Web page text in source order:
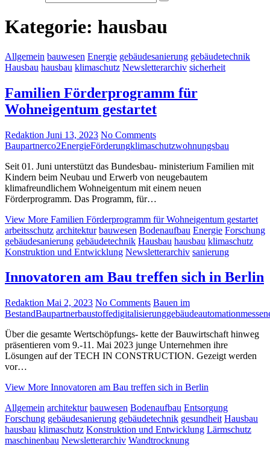
Kategorie: hausbau
Allgemein bauwesen Energie gebäudesanierung gebäudetechnik
Hausbau hausbau klimaschutz Newsletterarchiv sicherheit
Familien Förderprogramm für
Wohneigentum gestartet
Redaktion Juni 13, 2023 No Comments
Baupartnerco2EnergieFörderungklimaschutzwohnungsbau
Seit 01. Juni unterstützt das Bundesbau- ministerium Familien mit
Kindern beim Neubau und Erwerb von neugebautem
klimafreundlichem Wohneigentum mit einem neuen
Förderprogramm. Das Programm, für…
View More Familien Förderprogramm für Wohneigentum gestartet
arbeitsschutz architektur bauwesen Bodenaufbau Energie Forschung
gebäudesanierung gebäudetechnik Hausbau hausbau klimaschutz
Konstruktion und Entwicklung Newsletterarchiv sanierung
Innovatoren am Bau treffen sich in Berlin
Redaktion Mai 2, 2023 No Comments Bauen im
BestandBaupartnerbaustoffedigitalisierunggebäudeautomation
Über die gesamte Wertschöpfungs- kette der Bauwirtschaft hinweg
präsentieren vom 9.-11. Mai 2023 junge Unternehmen ihre
Lösungen auf der TECH IN CONSTRUCTION. Gezeigt werden
vor…
View More Innovatoren am Bau treffen sich in Berlin
Allgemein architektur bauwesen Bodenaufbau Entsorgung
Forschung gebäudesanierung gebäudetechnik gesundheit Hausbau
hausbau klimaschutz Konstruktion und Entwicklung Lärmschutz
maschinenbau Newsletterarchiv Wandtrocknung